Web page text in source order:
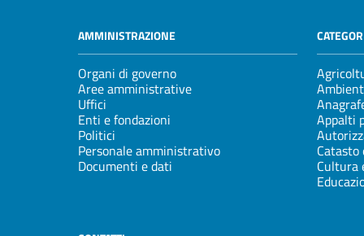
AMMINISTRAZIONE
Organi di governo
Aree amministrative
Uffici
Enti e fondazioni
Politici
Personale amministrativo
Documenti e dati
Appalti
Cultura